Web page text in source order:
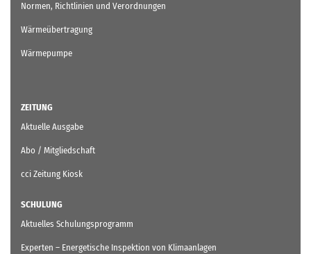
Normen, Richtlinien und Verordnungen
Wärmeübertragung
Wärmepumpe
ZEITUNG
Aktuelle Ausgabe
Abo / Mitgliedschaft
cci Zeitung Kiosk
SCHULUNG
Aktuelles Schulungsprogramm
Experten – Energetische Inspektion von Klimaanlagen